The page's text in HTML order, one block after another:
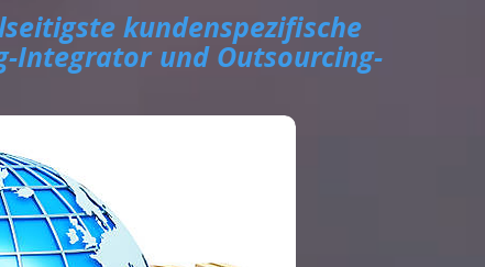
kundenspezifische
Integrator und Outsourcing-